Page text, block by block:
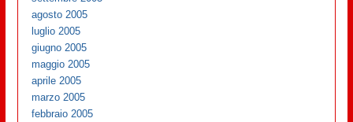
agosto 2005
luglio 2005
giugno 2005
maggio 2005
aprile 2005
marzo 2005
febbraio 2005